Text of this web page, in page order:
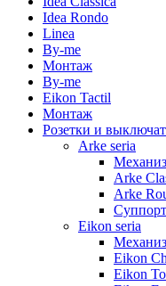
Idea Rondo
Linea
By-me
Монтаж
By-me
Eikon Tactil
Монтаж
Розетки и
Arke seria
Arke
Arke
Eikon seria
Eikon
Eikon